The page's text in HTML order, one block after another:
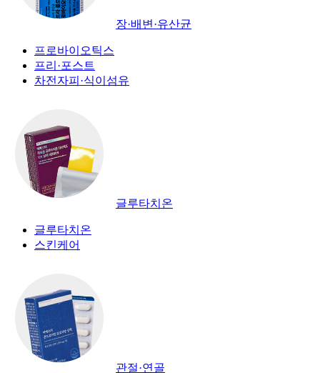
장·배변·유산균
프로바이오틱스
프리·포스트
차전자피·식이섬유
글루타치온
글루타치온
스킨케어
관절·연골